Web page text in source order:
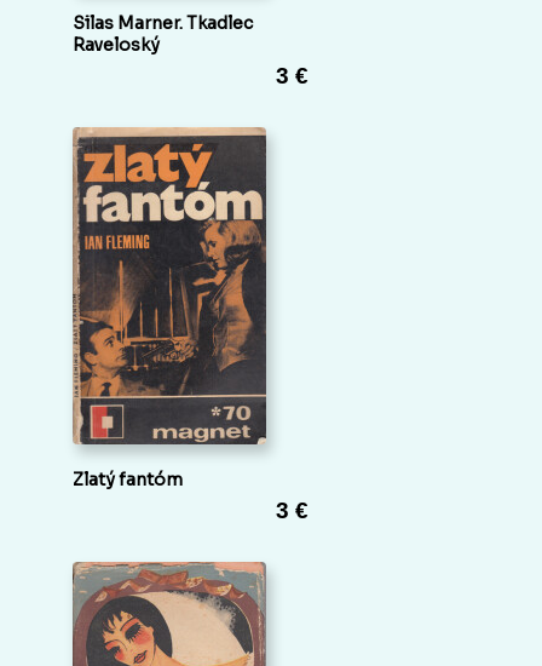
Silas Marner. Tkadlec
Raveloský
3 €
Zlatý fantóm
3 €